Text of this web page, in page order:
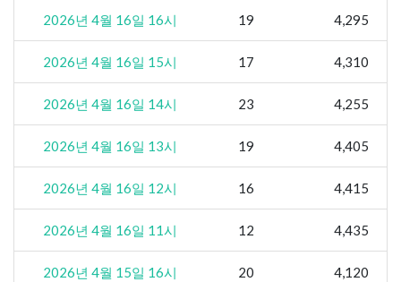
2026년 4월 16일 16시 19 4,295
2026년 4월 16일 15시 17 4,310
2026년 4월 16일 14시 23 4,255
2026년 4월 16일 13시 19 4,405
2026년 4월 16일 12시 16 4,415
2026년 4월 16일 11시 12 4,435
2026년 4월 15일 16시 20 4,120